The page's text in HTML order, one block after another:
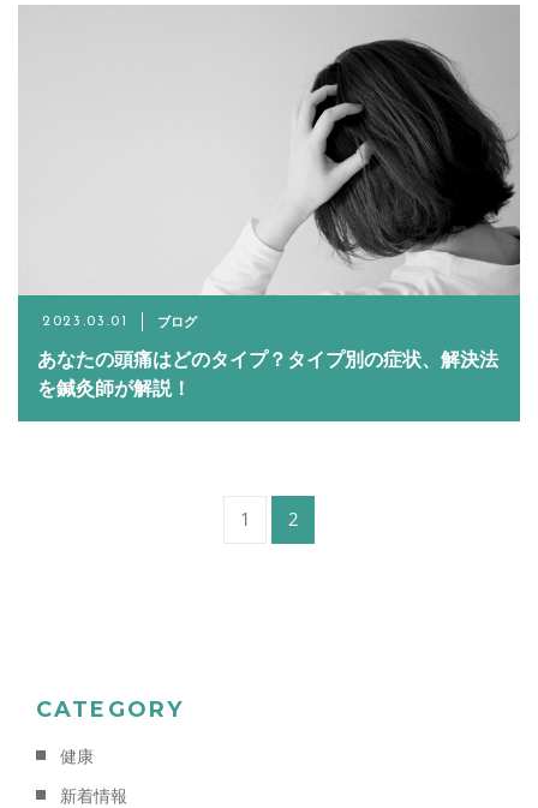
2023.03.01 ブログ
あなたの頭痛はどのタイプ？タイプ別の症状、解決法
を鍼灸師が解説！
1 2
CATEGORY
健康
新着情報